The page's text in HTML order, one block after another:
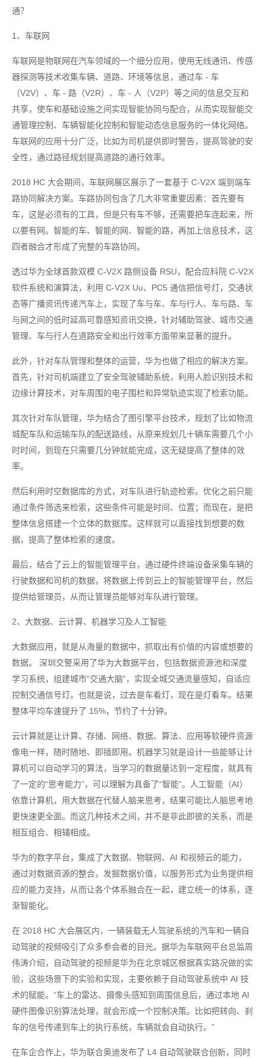
通？
1、车联网
车联网是物联网在汽车领域的一个细分应用，使用无线通讯、传感
器探测等技术收集车辆、道路、环境等信息，通过车 - 车
（V2V）、车 - 路（V2R）、车 - 人（V2P）等之间的信息交互和
共享，使车和基础设施之间实现智能协同与配合，从而实现智能交
通管理控制、车辆智能化控制和智能动态信息服务的一体化网络。
车联网的应用十分广泛，比如为司机提供即时警告，提高驾驶的安
全性，通过路径规划提高道路的通行效率。
2018 HC 大会期间，车联网展区展示了一套基于 C-V2X 端到端车
路协同解决方案。车路协同包含了几大非常重要因素：首先要有
车，这是必须有的工具，但是只有车不够，还需要把车连起来，所
以要有网。智能的车、智能的网、智能的路，再加上信息技术，这
四者融合才形成了完整的车路协同。
透过华为全球首款双模 C-V2X 路侧设备 RSU，配合应科院 C-V2X
软件系统和演算法，利用 C-V2X Uu、PC5 通信把信号灯，交通状
态等广播资讯传递汽车上，实现了车与车、车与行人、车与路、车
与网之间的低时延高可靠感知资讯交换，针对辅助驾驶、城市交通
管理、车与行人在道路安全和出行效率方面带来显著的提升。
此外，针对车队管理和整体的运营，华为也做了相应的解决方案。
首先，针对司机端建立了安全驾驶辅助系统，利用人脸识别技术和
边缘计算技术，对车周围的电子围栏和异常轨迹实现了检索功能。
其次针对车队管理，华为结合了图引擎平台技术，规划了比如物流
城配车队和运输车队的配送路线，从原来规划几十辆车需要几个小
时时间，到现在只需要几分钟就能完成，这无疑提高了整体的效
率。
然后利用时空数据库的方式，对车队进行轨迹检索。优化之前只能
通过条件筛选来检索，这些条件可能是时间、位置；而现在，是把
整体信息搭建一个立体的数据库。这样就可以直接找到想要的数
据，提高了整体检索的速度。
最后，结合了云上的智能管理平台，通过硬件终端设备采集车辆的
行驶数据和司机的数据，将数据上传到云上的智能管理平台，然后
提供给管理员，从而让管理员能够对车队进行管理。
2、大数据、云计算、机器学习及人工智能
大数据应用，就是从海量的数据中，抓取出有价值的内容或想要的
数据。 深圳交警采用了华为大数据平台，包括数据资源池和深度
学习系统，组建城市“交通大脑”，实现全城交通流量感知，自适应
控制交通信号灯。也就是说，过去是车看灯，现在是灯看车。结果
整体平均车速提升了 15%，节约了十分钟。
云计算就是让计算、存储、网络、数据、算法、应用等软硬件资源
像电一样，随时随地、即插即用。机器学习就是设计一些能够让计
算机可以自动学习的算法，当学习的数据量达到一定程度，就具有
了一定的“思考能力”，可以理解为具备了“智能”。人工智能（AI）
依靠计算机，用大数据在代替人脑来思考，结果可能比人脑思考地
更快速更全面。而这几种技术之间，并不是非此即彼的关系，而是
相互组合、相辅相成。
华为的数字平台，集成了大数据、物联网、AI 和视频云的能力，
通过对数据资源的整合，发掘数据价值，以服务形式为业务提供相
应的能力支持，从而让各个体系融合在一起，建立统一的体系，逐
渐智能化。
在 2018 HC 大会展区内，一辆装载无人驾驶系统的汽车和一辆自
动驾驶的视频吸引了众多参会者的目光。据华为车联网平台总监周
伟涛介绍，自动驾驶的视频是华为在北京城区根据真实路况做的实
验，这些场景下的实验和实现，主要依赖于自动驾驶系统中 AI 技
术的赋能。“车上的雷达、摄像头感知到周围信息后，通过本地 AI
硬件图像识别算法处理，就会形成一个控制决策。比如把转向、刹
车的信号传递到车上的执行系统，车辆就会自动执行。”
在车企合作上，华为联合奥迪发布了 L4 自动驾驶联合创新，同时